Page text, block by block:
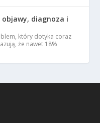
objawy, diagnoza i
który dotyka coraz
że nawet 18%